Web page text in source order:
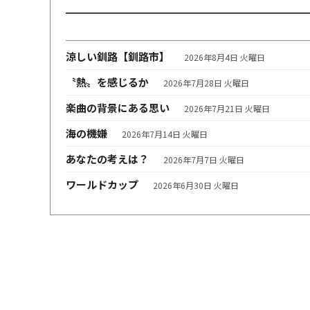
涼しい釧路【釧路市】 2026年8月4日 火曜日
〝熱〟を感じるか 2026年7月28日 火曜日
楽曲の背景にある思い 2026年7月21日 火曜日
海の機嫌 2026年7月14日 火曜日
あなたの考えは？ 2026年7月7日 火曜日
ワールドカップ 2026年6月30日 火曜日